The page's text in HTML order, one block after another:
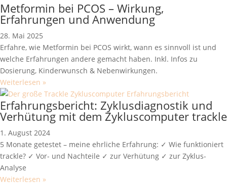
Metformin bei PCOS – Wirkung,
Erfahrungen und Anwendung
28. Mai 2025
Erfahre, wie Metformin bei PCOS wirkt, wann es sinnvoll ist und
welche Erfahrungen andere gemacht haben. Inkl. Infos zu
Dosierung, Kinderwunsch & Nebenwirkungen.
Weiterlesen »
Erfahrungsbericht: Zyklusdiagnostik und
Verhütung mit dem Zykluscomputer trackle
1. August 2024
5 Monate getestet – meine ehrliche Erfahrung: ✓ Wie funktioniert
trackle? ✓ Vor- und Nachteile ✓ zur Verhütung ✓ zur Zyklus-
Analyse
Weiterlesen »